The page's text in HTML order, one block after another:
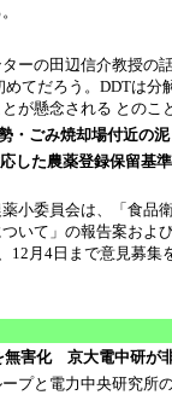
ーの田辺信介教授の
てだろう。DDTは
が懸念される とのこ
・ごみ焼却場付近の泥
した農薬登録保留基
小委員会は、「食品
いて」の報告案およ
12月4日まで意見募集
無害化 京大電中研が
プと電力中央研究所